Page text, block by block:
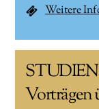
Weitere
Vorträgen